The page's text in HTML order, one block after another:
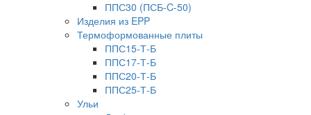
ППС30 (ПСБ-C-50)
Изделия из EPP
Термоформованные плиты
ППС15-Т-Б
ППС17-Т-Б
ППС20-Т-Б
ППС25-Т-Б
Ульи